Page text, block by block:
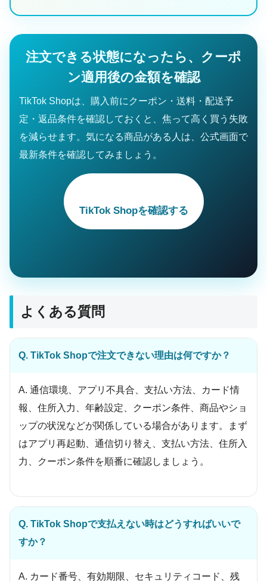
注文できる状態になったら、クーポ
ン適用後の金額を確認
TikTok Shopは、購入前にクーポン・送料・配送予
定・返品条件を確認しておくと、焦って高く買う失敗
を減らせます。気になる商品がある人は、公式画面で
最新条件を確認してみましょう。
TikTok Shopを確認する
よくある質問
Q. TikTok Shopで注文できない理由は何ですか？
A. 通信環境、アプリ不具合、支払い方法、カード情
報、住所入力、年齢設定、クーポン条件、商品やショ
ップの状況などが関係している場合があります。まず
はアプリ再起動、通信切り替え、支払い方法、住所入
力、クーポン条件を順番に確認しましょう。
Q. TikTok Shopで支払えない時はどうすればいいで
すか？
A. カード番号、有効期限、セキュリティコード、残